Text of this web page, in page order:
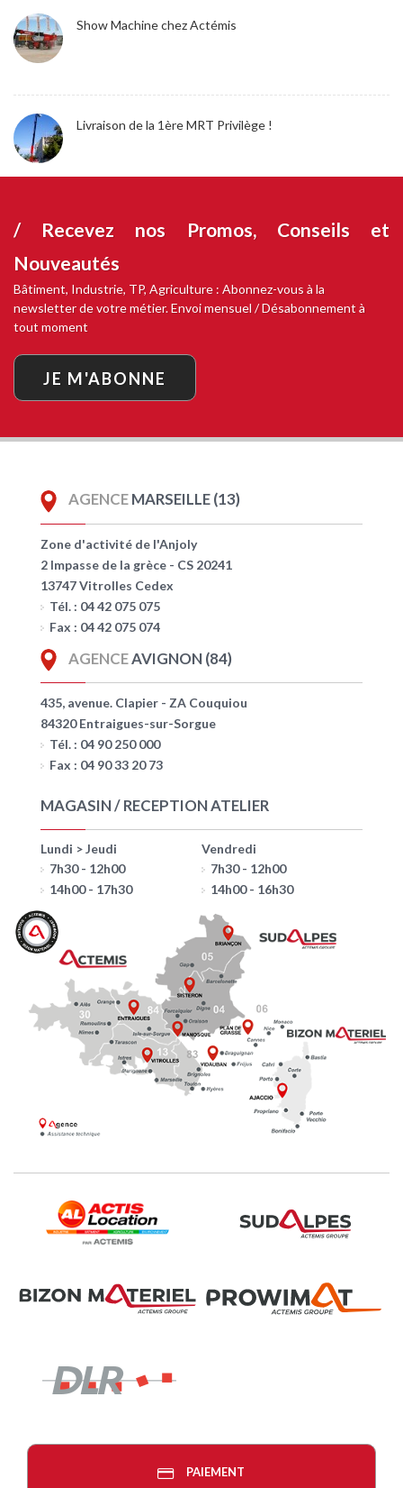
Show Machine chez Actémis
Livraison de la 1ère MRT Privilège !
/ Recevez nos Promos, Conseils et
Nouveautés
Bâtiment, Industrie, TP, Agriculture : Abonnez-vous à la
newsletter de votre métier. Envoi mensuel / Désabonnement à
tout moment
JE M'ABONNE
AGENCEMARSEILLE (13)
Zone d'activité de l'Anjoly
2 Impasse de la grèce - CS 20241
13747 Vitrolles Cedex
Tél. : 04 42 075 075
Fax : 04 42 075 074
AGENCEAVIGNON (84)
435, avenue. Clapier - ZA Couquiou
84320 Entraigues-sur-Sorgue
Tél. : 04 90 250 000
Fax : 04 90 33 20 73
MAGASIN / RECEPTION ATELIER
Lundi > Jeudi
7h30 - 12h00
14h00 - 17h30
Vendredi
7h30 - 12h00
14h00 - 16h30
PAIEMENT